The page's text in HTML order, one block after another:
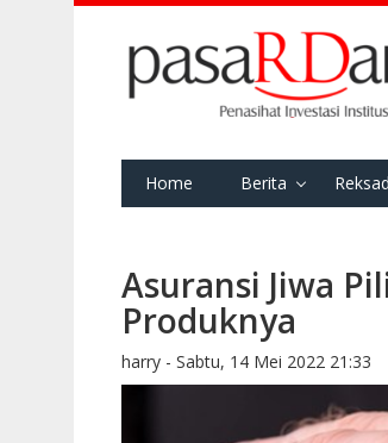
Home Berita
Asuransi Jiwa
Produknya
harry - Sabtu, 14 Mei 2022 21:33